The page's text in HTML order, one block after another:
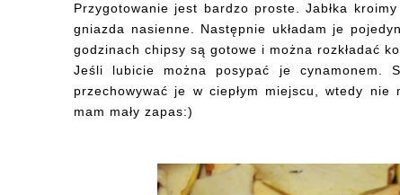
Przygotowanie jest bardzo proste. Jabłka
gniazda nasienne. Następnie układam je
godzinach chipsy są gotowe i można rozkładać
Jeśli lubicie można posypać je cynamonem.
przechowywać je w ciepłym miejscu, wtedy
mam mały zapas:)